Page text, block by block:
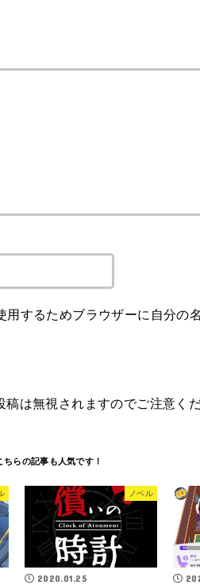
用するためブラウザーに自分の
稿は無視されますのでご注意く
ノベル
2020.01.25